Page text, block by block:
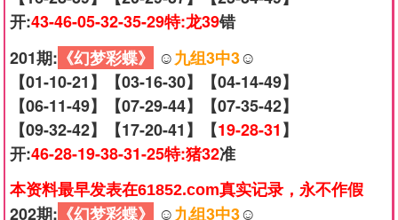
开:43-46-05-32-35-29特:龙39错
201期: 《幻梦彩蝶》 ☺️九组3中3☺️
【01-10-21】【03-16-30】【04-14-49】
【06-11-49】【07-29-44】【07-35-42】
【09-32-42】【17-20-41】【19-28-31】
开:46-28-19-38-31-25特:猪32准
本资料最早发表在61852.com真实记录，永不作假
202期: 《幻梦彩蝶》 ☺️九组3中3☺️